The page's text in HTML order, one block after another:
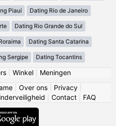
Piauí Dating Rio de Janeiro
Dating Rio Grande do Sul
Dating Santa Catarina
Sergipe Dating Tocantins
| Winkel| Meningen
Over ons Privacy
Contact FAQ